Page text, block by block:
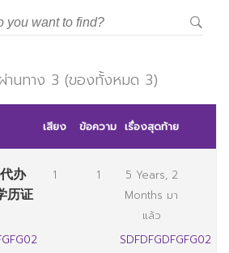
านทาง 3 (ของทั้งหมด 3)
เสียง ข้อความ เรื่องสุดท้าย
办
历证
1 1
5 Years, 2
Months มา
แล้ว
SDFDFGDFGFG02